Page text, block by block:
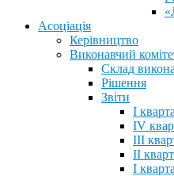
Асоціація
Керівництво
Виконавчий
Склад
Рішення
Звіти
I
IV
III
II
I